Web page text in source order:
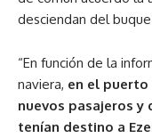
desciendan del
“En función de la
naviera, en el puerto
nuevos pasajeros y
tenían destino a